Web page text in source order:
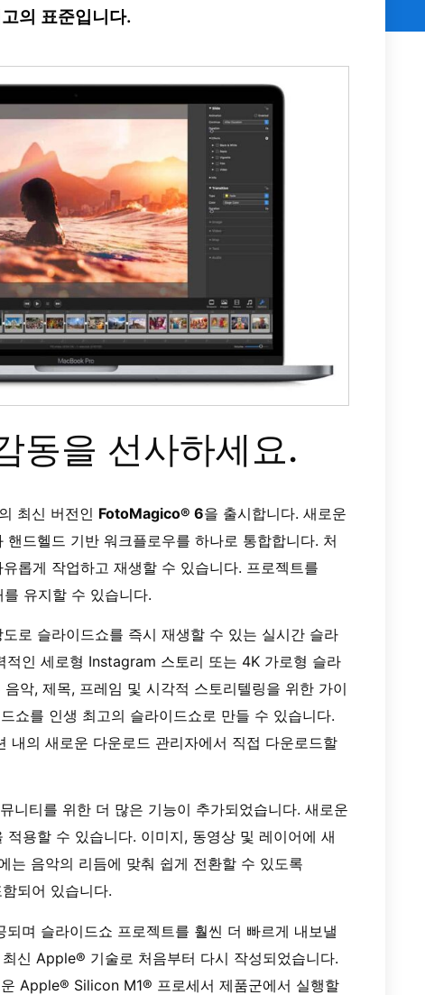
의 표준입니다.
동을 선사하세요.
최신 버전인 FotoMagico® 6을 출시합니다. 새로운
드헬드 기반 워크플로우를 하나로 통합합니다. 처
롭게 작업하고 재생할 수 있습니다. 프로젝트를
유지할 수 있습니다.
로 슬라이드쇼를 즉시 재생할 수 있는 실시간 슬라
인 세로형 Instagram 스토리 또는 4K 가로형 슬라
악, 제목, 프레임 및 시각적 스토리텔링을 위한 가이
쇼를 인생 최고의 슬라이드쇼로 만들 수 있습니다.
내의 새로운 다운로드 관리자에서 직접 다운로드할
티를 위한 더 많은 기능이 추가되었습니다. 새로운
용할 수 있습니다. 이미지, 동영상 및 레이어에 새
는 음악의 리듬에 맞춰 쉽게 전환할 수 있도록
되어 있습니다.
며 슬라이드쇼 프로젝트를 훨씬 더 빠르게 내보낼
신 Apple® 기술로 처음부터 다시 작성되었습니다.
Apple® Silicon M1® 프로세서 제품군에서 실행할